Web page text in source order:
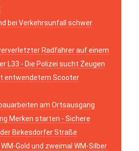
bei Verkehrsunfall schwer
Radfahrer auf einem
L33 - Die Polizei sucht Zeugen
entwendetem Scooter
am Ortsausgang
Merken starten - Sichere
Birkesdorfer Straße
Gold und zweimal WM-Silber